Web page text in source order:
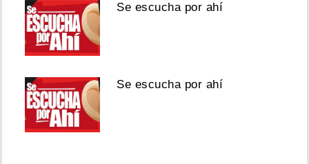
Se escucha por ahí
Se escucha por ahí